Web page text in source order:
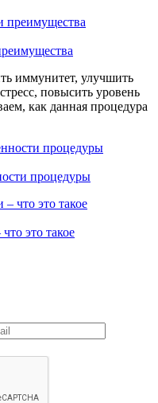
иммунитет, улучшить
повысить уровень
как данная процедура
процедуры
это такое